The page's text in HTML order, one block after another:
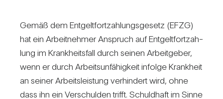
Gemäß dem Ent­gelt­fort­zah­lungs­ge­setz (EFZG)
hat ein Arbeit­nehmer Anspruch auf Ent­gelt­fort­zah­
lung im Krank­heits­fall durch seinen Arbeit­geber,
wenn er durch Arbeits­un­fä­hig­keit infolge Krank­heit
an seiner Arbeits­leis­tung ver­hin­dert wird, ohne
dass ihn ein Ver­schulden trifft. Schuld­haft im Sinne